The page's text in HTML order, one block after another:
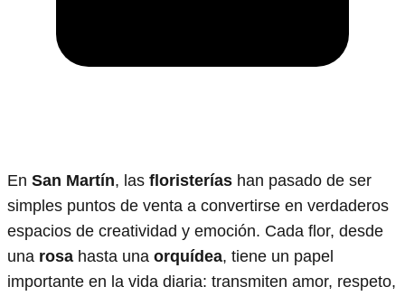
En San Martín, las floristerías han pasado de ser
simples puntos de venta a convertirse en verdaderos
espacios de creatividad y emoción. Cada flor, desde
una rosa hasta una orquídea, tiene un papel
importante en la vida diaria: transmiten amor, respeto,